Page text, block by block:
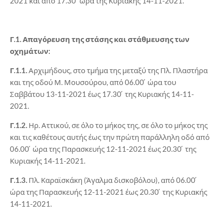
Γ.1. Απαγόρευση της στάσης και στάθμευσης των
οχημάτων:
Γ.1.1.Αρχιμήδους, στο τμήμα της μεταξύ της Πλ. Πλαστήρα
και της οδού Μ. Μουσούρου, από 06.00 ́ ώρα του
Σαββάτου 13-11-2021 έως 17.30 ́ της Κυριακής 14-11-
2021.
Γ.1.2. Ηρ. Αττικού, σε όλο το μήκος της, σε όλο το μήκος της
και τις καθέτους αυτής έως την πρώτη παράλληλη οδό από
06.00 ́ ώρα της Παρασκευής 12-11-2021 έως 20.30 ́ της
Κυριακής 14-11-2021.
Γ.1.3. Πλ. Καραϊσκάκη (Άγαλμα δισκοβόλου), από 06.00 ́
ώρα της Παρασκευής 12-11-2021 έως 20.30 ́ της Κυριακής
14-11-2021.